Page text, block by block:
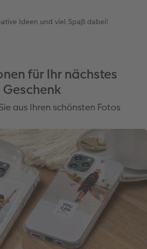
Ideen und viel Spaß dabei!
für Ihr nächstes
Geschenk
aus Ihren schönsten Fotos